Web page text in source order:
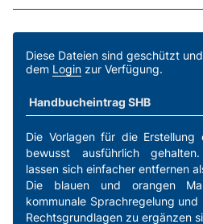
SKOS-Merkblatt
Diese Dateien sind geschützt
dem Login zur Verfügung.
Handbucheintrag SHB
Die Vorlagen für die Erstellung
bewusst ausführlich
lassen sich einfacher entfernen
Die blauen und orangen
kommunale Sprachregelung
Rechtsgrundlagen zu ergänzen